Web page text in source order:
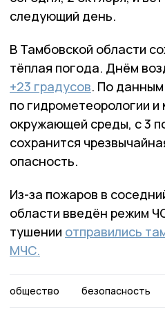
следующий день.
В Тамбовской области
тёплая погода. Днём
+23 градусов. По
по гидрометеорологии и
окружающей среды, с 3
сохранится
опасность.
Из-за пожаров в
области введён режим
тушении отправились
МЧС.
общество безопасность